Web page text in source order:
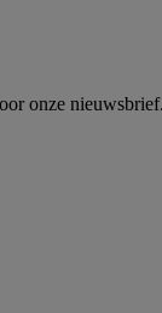
onze nieuwsbrief.